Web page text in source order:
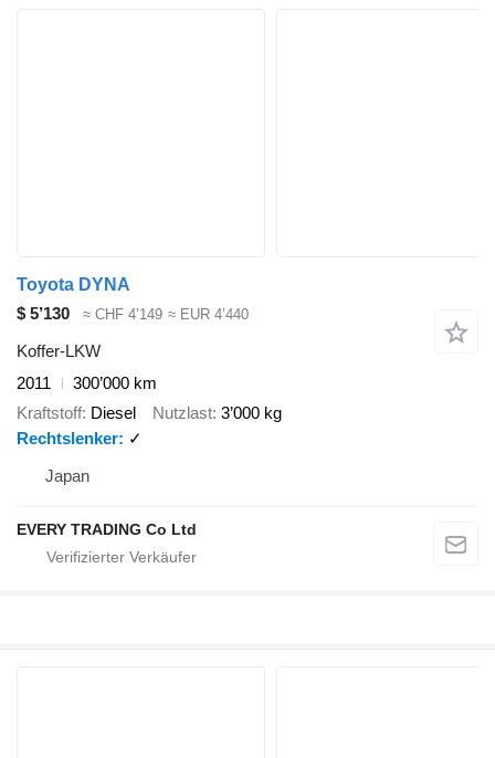
Toyota DYNA
$ 5’130
≈ CHF 4’149 ≈ EUR 4’440
Koffer-LKW
2011
300’000 km
Kraftstoff Diesel Nutzlast 3’000 kg
Rechtslenker
✓
Japan
EVERY TRADING Co Ltd